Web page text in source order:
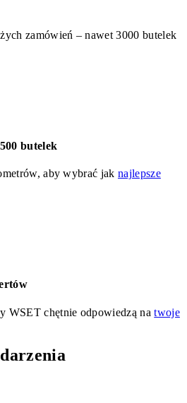
zamówień – nawet 3000 butelek
butelek
aby wybrać jaknajlepsze
WSET chętnie odpowiedzą natwoje